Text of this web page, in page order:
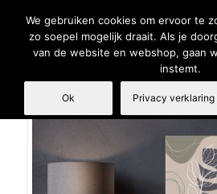
We gebruiken cookies om ervoor te
zo soepel mogelijk draait. Als je
van de website en webshop, gaan
instemt.
Ok Privacy verklaring